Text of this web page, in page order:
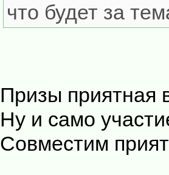
что будет за
Призы приятная
Ну и само
Совместим